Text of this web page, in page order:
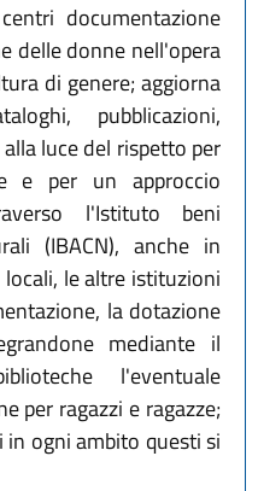
documentazione
delle donne nell'opera
di genere; aggiorna
pubblicazioni,
luce del rispetto per
e per un approccio
l'Istituto beni
(IBACN), anche in
le altre istituzioni
la dotazione
mediante il
l'eventuale
per ragazzi e ragazze;
ogni ambito questi si